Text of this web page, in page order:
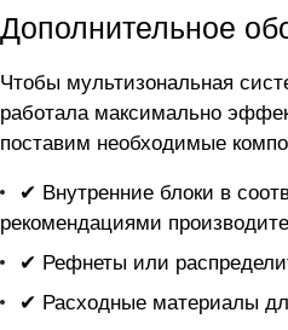
Дополнительное
Чтобы мультизональная
работала максимально
поставим необходимые
✔ Внутренние блоки в
рекомендациями
✔ Рефнеты или
✔ Расходные материалы